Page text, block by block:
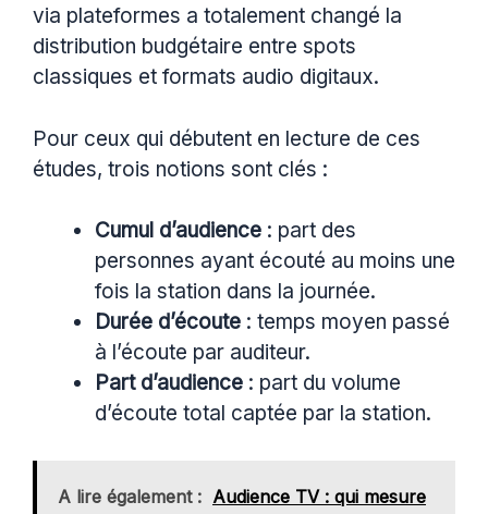
via plateformes a totalement changé la
distribution budgétaire entre spots
classiques et formats audio digitaux.
Pour ceux qui débutent en lecture de ces
études, trois notions sont clés :
Cumul d’audience : part des
personnes ayant écouté au moins une
fois la station dans la journée.
Durée d’écoute : temps moyen passé
à l’écoute par auditeur.
Part d’audience : part du volume
d’écoute total captée par la station.
A lire également : Audience TV : qui mesure